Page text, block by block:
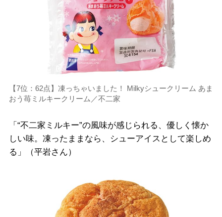
【7位：62点】凍っちゃいました！ Milkyシュークリーム あま
おう苺ミルキークリーム／不二家
「“不二家ミルキー”の風味が感じられる、優しく懐か
しい味。凍ったままなら、シューアイスとして楽しめ
る」（平岩さん）